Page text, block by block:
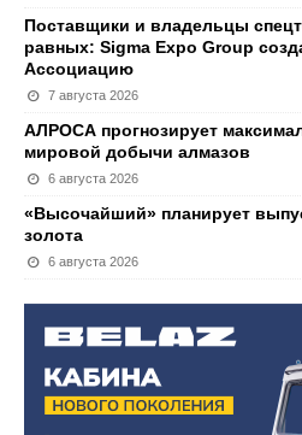
Поставщики и владельцы
равных: Sigma Expo Group
Ассоциацию
7 августа 2026
АЛРОСА прогнозирует
мировой добычи алмазов
6 августа 2026
«Высочайший» планирует
золота
6 августа 2026